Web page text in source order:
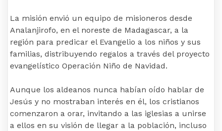
La misión envió un equipo de misioneros desde
Analanjirofo, en el noreste de Madagascar, a la
región para predicar el Evangelio a los niños y sus
familias, distribuyendo regalos a través del proyecto
evangelístico Operación Niño de Navidad.
Aunque los aldeanos nunca habían oído hablar de
Jesús y no mostraban interés en él, los cristianos
comenzaron a orar, invitando a las iglesias a unirse
a ellos en su visión de llegar a la población, incluso